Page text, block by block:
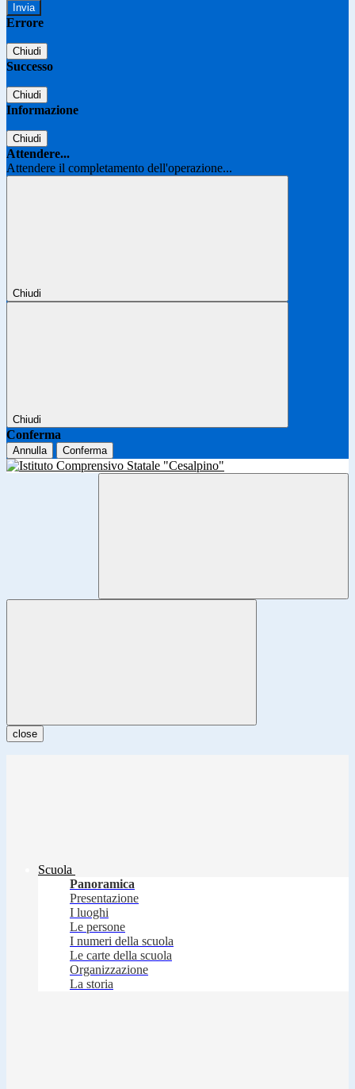
Errore
Chiudi
Successo
Chiudi
Informazione
Chiudi
Attendere...
Attendere il completamento dell'operazione...
Chiudi
Chiudi
Conferma
Annulla Conferma
close
Scuola
Panoramica
Presentazione
I luoghi
Le persone
I numeri della scuola
Le carte della scuola
Organizzazione
La storia